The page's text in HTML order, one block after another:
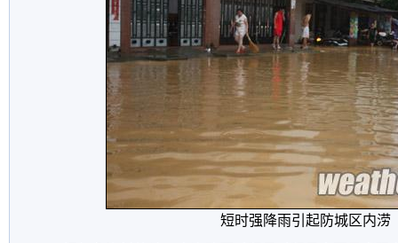
短时强降雨引起防城区内涝